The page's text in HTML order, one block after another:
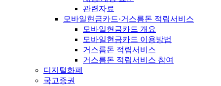
관련자료
모바일현금카드·거스름돈 적립서비스
모바일현금카드 개요
모바일현금카드 이용방법
거스름돈 적립서비스
거스름돈 적립서비스 참여
디지털화폐
국고증권